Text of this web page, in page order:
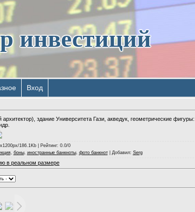
инвестиций
Вход
здание Университета Гази, акведук, геометрические
186.1Kb | Рейтинг: 0.0/0
, боны, иностранные банкноты, фото банкнот| Добавил: Serg
в реальном размере